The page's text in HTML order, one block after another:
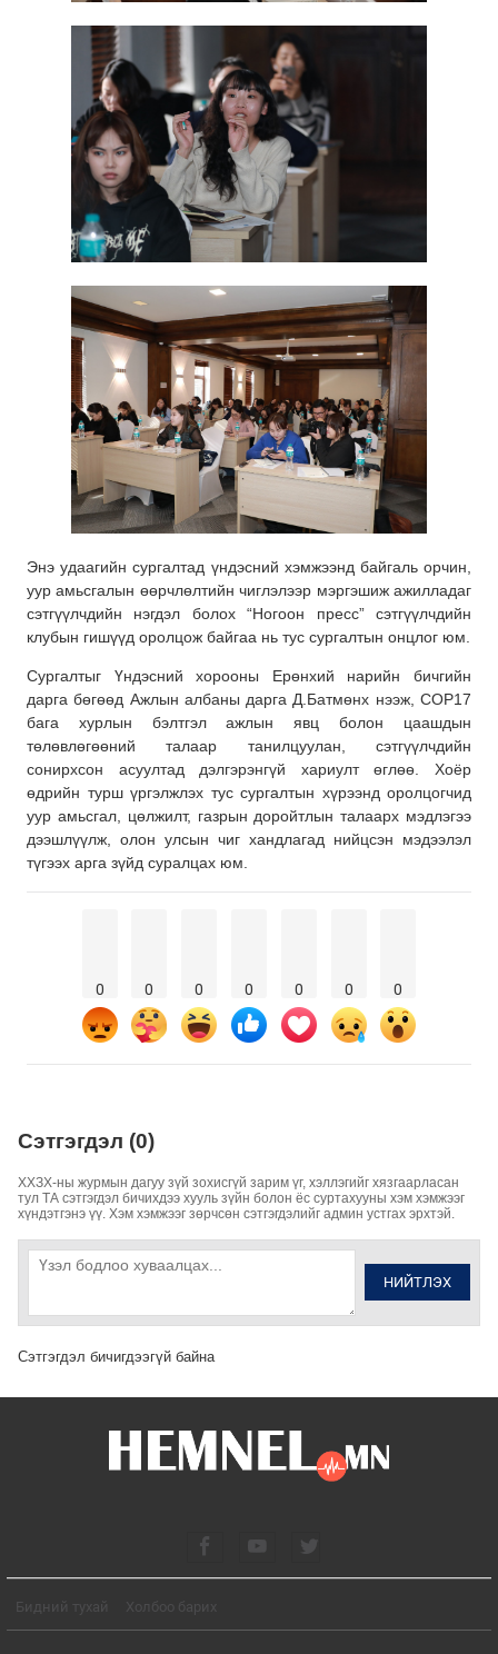
Энэ удаагийн сургалтад үндэсний хэмжээнд байгаль орчин,
уур амьсгалын өөрчлөлтийн чиглэлээр мэргэшиж ажилладаг
сэтгүүлчдийн нэгдэл болох “Ногоон пресс” сэтгүүлчдийн
клубын гишүүд оролцож байгаа нь тус сургалтын онцлог юм.
Сургалтыг Үндэсний хорооны Ерөнхий нарийн бичгийн
дарга бөгөөд Ажлын албаны дарга Д.Батмөнх нээж, COP17
бага хурлын бэлтгэл ажлын явц болон цаашдын
төлөвлөгөөний талаар танилцуулан, сэтгүүлчдийн
сонирхсон асуултад дэлгэрэнгүй хариулт өглөө. Хоёр
өдрийн турш үргэлжлэх тус сургалтын хүрээнд оролцогчид
уур амьсгал, цөлжилт, газрын доройтлын талаарх мэдлэгээ
дээшлүүлж, олон улсын чиг хандлагад нийцсэн мэдээлэл
түгээх арга зүйд суралцах юм.
0 0 0 0 0 0 0
Сэтгэгдэл (0)
ХХЗХ-ны журмын дагуу зүй зохисгүй зарим үг, хэллэгийг хязгаарласан
тул ТА сэтгэгдэл бичихдээ хууль зүйн болон ёс суртахууны хэм хэмжээг
хүндэтгэнэ үү. Хэм хэмжээг зөрчсөн сэтгэгдэлийг админ устгах эрхтэй.
НИЙТЛЭХ
Сэтгэгдэл бичигдээгүй байна
Бидний тухай Холбоо барих